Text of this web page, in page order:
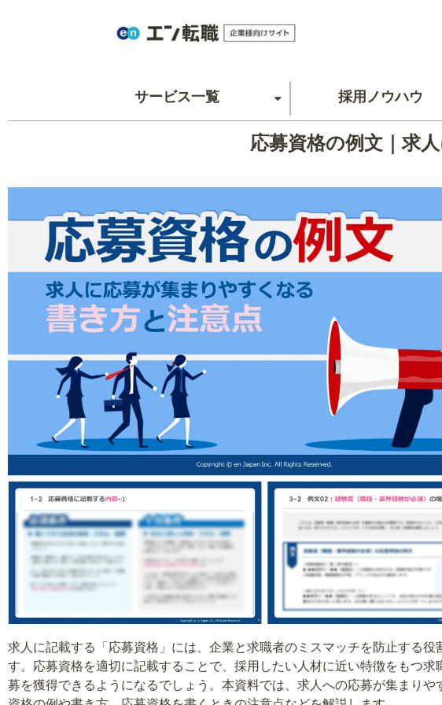
サービス一覧 採用ノウハウ
応募資格の例文｜求
求人に記載する「応募資格」には、企業と求職者のミスマッチを防止する役
す。応募資格を適切に記載することで、採用したい人材に近い特徴をもつ求
募を獲得できるようになるでしょう。本資料では、求人への応募が集まりや